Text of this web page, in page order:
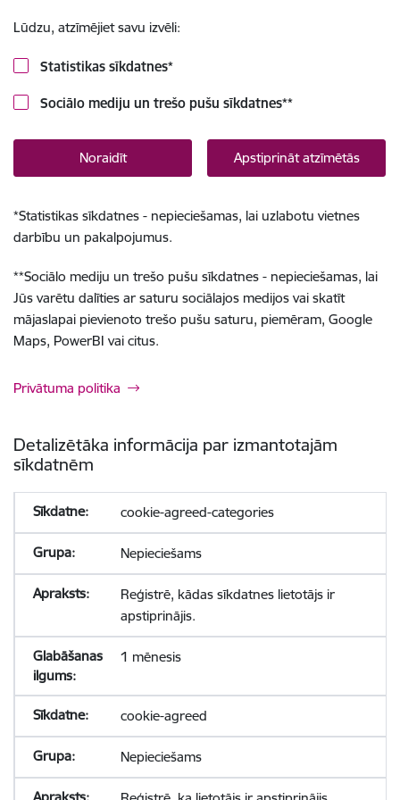
Lūdzu, atzīmējiet savu izvēli:
Statistikas sīkdatnes*
Sociālo mediju un trešo pušu sīkdatnes**
Noraidīt Apstiprināt atzīmētās
*Statistikas sīkdatnes - nepieciešamas, lai uzlabotu vietnes
darbību un pakalpojumus.
**Sociālo mediju un trešo pušu sīkdatnes - nepieciešamas, lai
Jūs varētu dalīties ar saturu sociālajos medijos vai skatīt
mājaslapai pievienoto trešo pušu saturu, piemēram, Google
Maps, PowerBI vai citus.
Privātuma politika
Detalizētāka informācija par izmantotajām
sīkdatnēm
cookie-agreed-categories
Nepieciešams
Reģistrē, kādas sīkdatnes lietotājs ir
apstiprinājis.
1 mēnesis
cookie-agreed
Nepieciešams